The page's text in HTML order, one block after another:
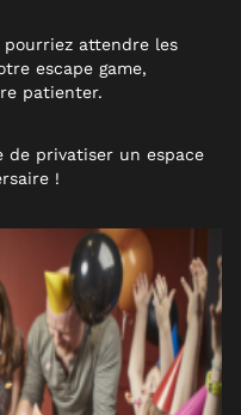
attendre les
escape game,
patienter.
de privatiser un espace
!